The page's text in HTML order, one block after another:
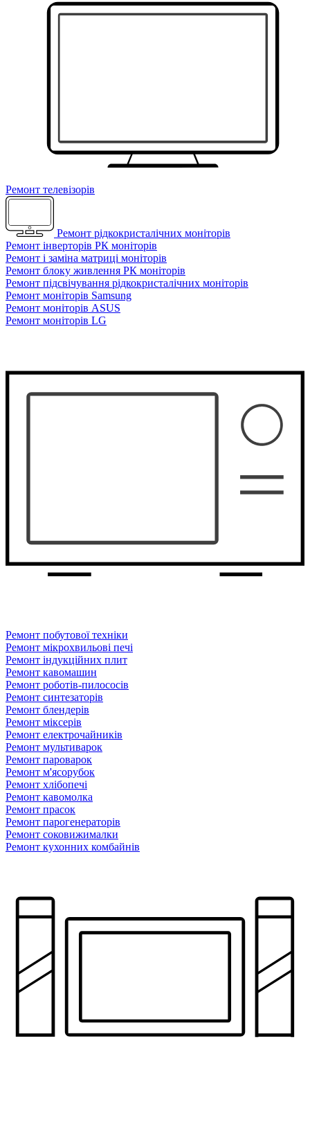
Ремонт телевізорів
Ремонт рідкокристалічних моніторів
Ремонт інверторів РК моніторів
Ремонт і заміна матриці моніторів
Ремонт блоку живлення РК моніторів
Ремонт підсвічування рідкокристалічних моніторів
Ремонт моніторів Samsung
Ремонт моніторів ASUS
Ремонт моніторів LG
Ремонт побутової техніки
Ремонт мікрохвильові печі
Ремонт індукційних плит
Ремонт кавомашин
Ремонт роботів-пилососів
Ремонт синтезаторів
Ремонт блендерiв
Ремонт мiксерiв
Ремонт електрочайників
Ремонт мультиварок
Ремонт пароварок
Ремонт м'ясорубок
Ремонт хлiбопечi
Ремонт кавомолка
Ремонт прасок
Ремонт парогенераторiв
Ремонт соковижималки
Ремонт кухонних комбайнів